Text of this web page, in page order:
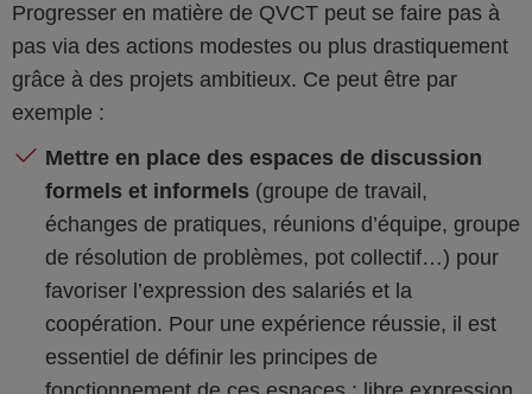
Progresser en matière de QVCT peut se faire pas à
pas via des actions modestes ou plus drastiquement
grâce à des projets ambitieux. Ce peut être par
exemple :
Mettre en place des espaces de discussion
formels et informels (groupe de travail,
échanges de pratiques, réunions d’équipe, groupe
de résolution de problèmes, pot collectif…) pour
favoriser l’expression des salariés et la
coopération. Pour une expérience réussie, il est
essentiel de définir les principes de